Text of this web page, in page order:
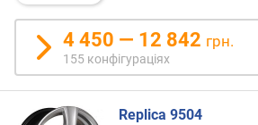
4 450 — 12 842 грн.
155 конфігураціях
Replica 9504